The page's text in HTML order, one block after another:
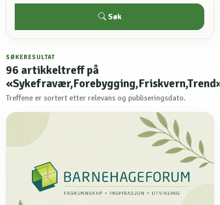
Søk
SØKERESULTAT
96 artikkeltreff på
Treffene er sortert etter relevans og publiseringsdato.